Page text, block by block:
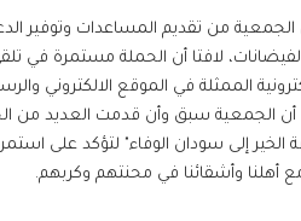
من تقديم المساعدات وتوفير
لافتا أن الحملة مستمرة في
الممثلة في الموقع الالكتروني
أو التواصل المباشر مع الجمعية عبر الخط الساخن 80014 ولفت إلى أن الجمعية سبق
إلى سودان الوفاء" لتؤكد على
وأشقائنا في محنتهم وكربهم.